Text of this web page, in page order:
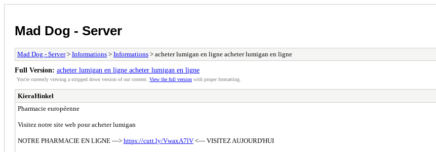
Mad Dog - Server
Mad Dog - Server> Informations > Informations > acheter lumigan en ligne acheter lumigan en ligne
Full Version: acheter lumigan en ligne acheter lumigan en ligne
You're currently viewing a stripped down version of our content. View the full version with proper formatting.
KieraHinkel
Pharmacie européenne
Visitez notre site web pour acheter lumigan
NOTRE PHARMACIE EN LIGNE —> https://cutt.ly/VwaxA7lV <— VISITEZ AUJOURD'HUI